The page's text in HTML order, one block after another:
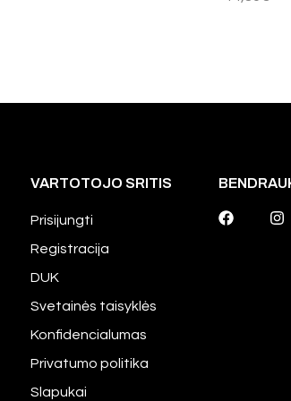
VARTOTOJO SRITIS
Prisijungti
Registracija
DUK
Svetainės taisyklės
Konfidencialumas
Privatumo politika
Slapukai